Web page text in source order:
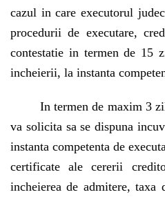
cazul in care executorul
procedurii de executare,
contestatie in termen de 15
incheierii, la instanta
In termen de maxim 3
va solicita sa se dispuna
instanta competenta de
certificate ale cererii
incheierea de admitere,